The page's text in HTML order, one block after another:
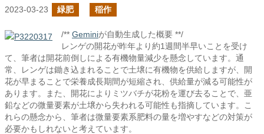
2023-03-23 緑肥 稲作
/** Geminiが自動生成した概要 **/
レンゲの開花が昨年より約1週間半早いことを受け
て、筆者は開花前倒しによる有機物量減少を懸念しています。通
常、レンゲは鋤き込まれることで土壌に有機物を供給しますが、開
花が早まることで栄養成長期間が短縮され、供給量が減る可能性が
あります。また、開花によりミツバチが花粉を運び去ることで、亜
鉛などの微量要素が土壌から失われる可能性も指摘しています。こ
れらの懸念から、筆者は微量要素系肥料の量を増やすなどの対策が
必要かもしれないと考えています。